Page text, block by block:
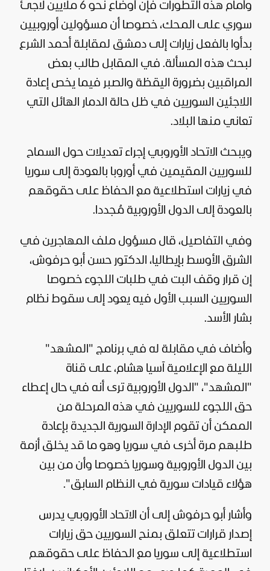
وأمام هذه التطورات فإن أوضاع نحو 6 ملايين لاجئ
سوري على المحك، خصوصا أن مسؤولين أوروبيين
بدأوا بالفعل زيارات إلى دمشق لمقابلة أحمد الشرع
لبحث هذه المسألة. في المقابل طالب بعض
المراقبين بضرورة اليقظة والصبر فيما يخص إعادة
اللاجئين السوريين في ظل حالة الدمار الهائل التي
تعاني منها البلاد.
ويبحث الاتحاد الأوروبي إجراء تعديلات حول السماح
للسوريين المقيمين في أوروبا بالعودة إلى سوريا
في زيارات استطلاعية مع الحفاظ على حقوقهم
بالعودة إلى الدول الأوروبية مُجددا.
وفي التفاصيل، قال مسؤول ملف المهاجرين في
الشرق الأوسط بإيطاليا، الدكتور حسن أبو حرفوش،
إن قرار وقف البت في طلبات اللجوء خصوصا
السوريين السبب الأول فيه يعود إلى سقوط نظام
بشار الأسد.
وأضاف في مقابلة له في برنامج " المشهد"
الليلة مع الإعلامية آسيا هشام، على قناة
"المشهد"، "الدول الأوروبية ترى أنه في حال إعطاء
حق اللجوء للسوريين في هذه المرحلة من
الممكن أن تقوم الإدارة السورية الجديدة بإعادة
طلبهم مرة أخرى في سوريا وهو ما قد يخلق أزمة
بين الدول الأوروبية وسوريا خصوصا وأن من بين
هؤلاء قيادات سورية في النظام السابق".
وأشار أبو حرفوش إلى أن الاتحاد الأوروبي يدرس
إصدار قرارات تتعلق بمنح السوريين حق زيارات
استطلاعية إلى سوريا مع الحفاظ على حقوقهم